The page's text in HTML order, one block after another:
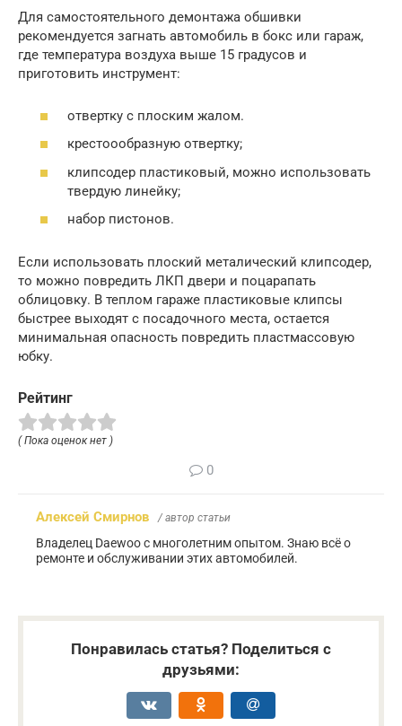
Для самостоятельного демонтажа обшивки
рекомендуется загнать автомобиль в бокс или гараж,
где температура воздуха выше 15 градусов и
приготовить инструмент:
отвертку с плоским жалом.
крестоообразную отвертку;
клипсодер пластиковый, можно использовать
твердую линейку;
набор пистонов.
Если использовать плоский металический клипсодер,
то можно повредить ЛКП двери и поцарапать
облицовку. В теплом гараже пластиковые клипсы
быстрее выходят с посадочного места, остается
минимальная опасность повредить пластмассовую
юбку.
Рейтинг
( Пока оценок нет )
0
Алексей Смирнов / автор статьи
Владелец Daewoo с многолетним опытом. Знаю всё о
ремонте и обслуживании этих автомобилей.
Понравилась статья? Поделиться с
друзьями: